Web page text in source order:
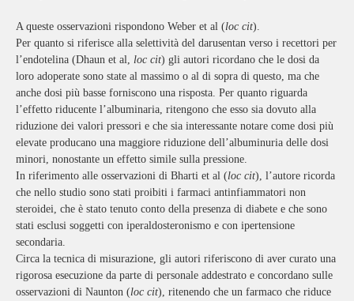
A queste osservazioni rispondono Weber et al (loc cit).
Per quanto si riferisce alla selettività del darusentan verso i recettori per
l’endotelina (Dhaun et al, loc cit) gli autori ricordano che le dosi da
loro adoperate sono state al massimo o al di sopra di questo, ma che
anche dosi più basse forniscono una risposta. Per quanto riguarda
l’effetto riducente l’albuminaria, ritengono che esso sia dovuto alla
riduzione dei valori pressori e che sia interessante notare come dosi più
elevate producano una maggiore riduzione dell’albuminuria delle dosi
minori, nonostante un effetto simile sulla pressione.
In riferimento alle osservazioni di Bharti et al (loc cit), l’autore ricorda
che nello studio sono stati proibiti i farmaci antinfiammatori non
steroidei, che è stato tenuto conto della presenza di diabete e che sono
stati esclusi soggetti con iperaldosteronismo e con ipertensione
secondaria.
Circa la tecnica di misurazione, gli autori riferiscono di aver curato una
rigorosa esecuzione da parte di personale addestrato e concordano sulle
osservazioni di Naunton (loc cit), ritenendo che un farmaco che riduce